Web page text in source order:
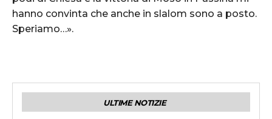
hanno convinta che anche in slalom sono a posto.
Speriamo…».
ULTIME NOTIZIE